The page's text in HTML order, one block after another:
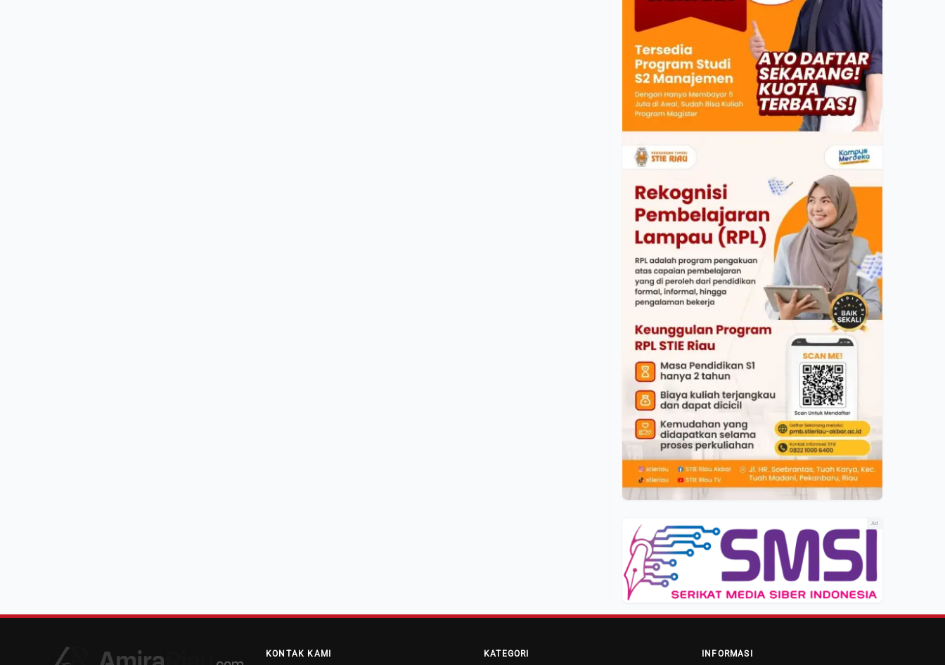
Ad
KONTAK KAMI KATEGORI INFORMASI